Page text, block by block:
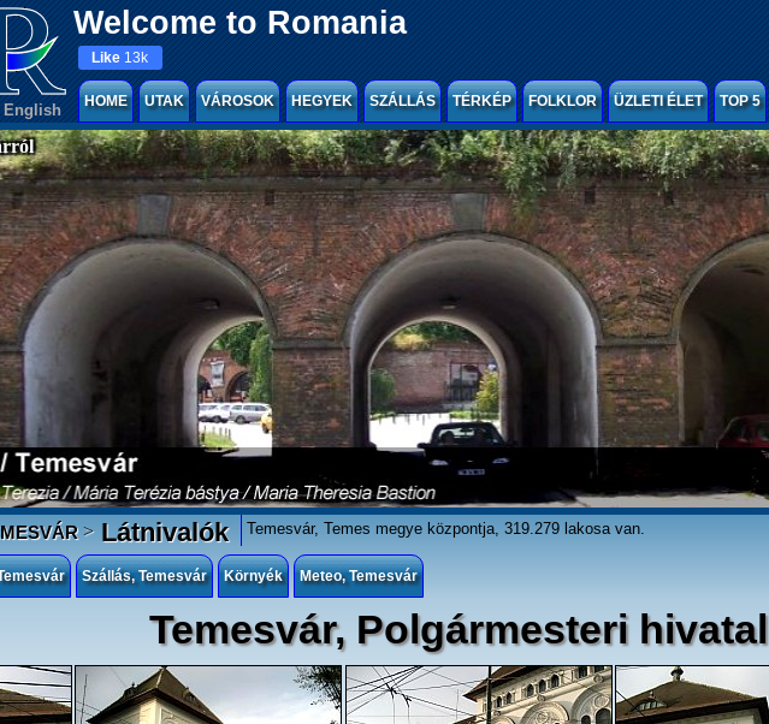
Welcome to Romania
English
Like 13k
HOME UTAK VÁROSOK HEGYEK SZÁLLÁS TÉRKÉP FOLKLOR ÜZLETI ÉLET TOP 5
>Látnivalók Temesvár, Temes megye központja, 319.279 lakosa van.
Szállás, Temesvár Környék Meteo, Temesvár
Temesvár, Polgármesteri hivatal